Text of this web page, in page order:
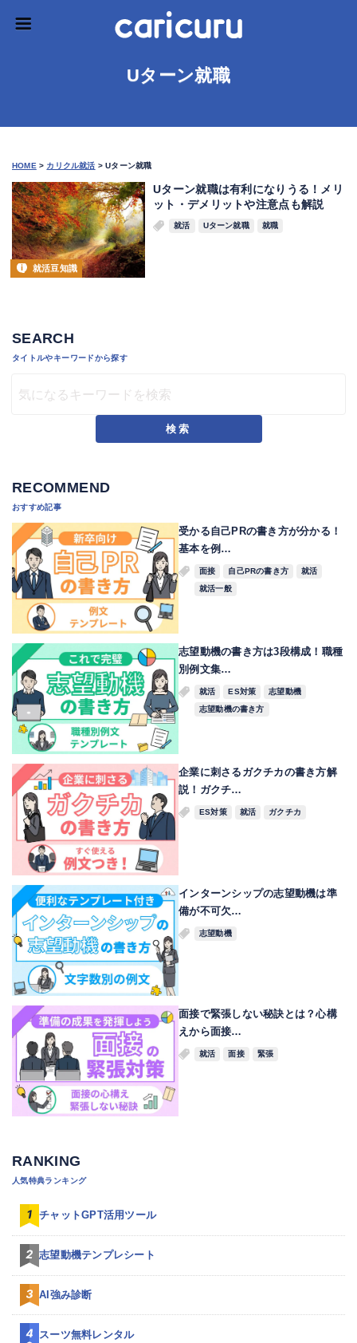
Uターン就職
HOME > カリクル就活 >Uターン就職
就活豆知識
Uターン就職は有利になりうる！メリ
ット・デメリットや注意点も解説
就活 Uターン就職 就職
SEARCH
タイトルやキーワードから探す
検索
RECOMMEND
おすすめ記事
受かる自己PRの書き方が分かる！
基本を例…
面接 自己PRの書き方
就活
就活一般
志望動機の書き方は3段構成！職種
別例文集…
就活 ES対策
志望動機
志望動機の書き方
企業に刺さるガクチカの書き方解
説！ガクチ…
ES対策 就活 ガクチカ
インターンシップの志望動機は準
備が不可欠…
志望動機
面接で緊張しない秘訣とは？心構
えから面接…
就活 面接 緊張
RANKING
人気特典ランキング
チャットGPT活用ツール
志望動機テンプレシート
AI強み診断
スーツ無料レンタル